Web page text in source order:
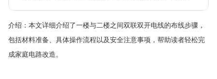
介绍： 本文详细介绍了一楼与二楼之间双联双开电线的布线步骤，
包括材料准备、具体操作流程以及安全注意事项，帮助读者轻松完
成家庭电路改造。